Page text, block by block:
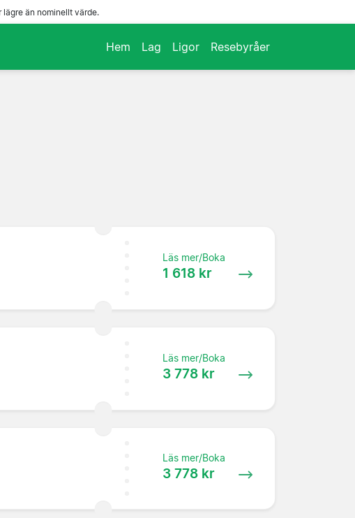
lägre än nominellt värde.
Hem Lag Ligor Resebyråer
Läs mer/Boka
1 618 kr
Läs mer/Boka
3 778 kr
Läs mer/Boka
3 778 kr